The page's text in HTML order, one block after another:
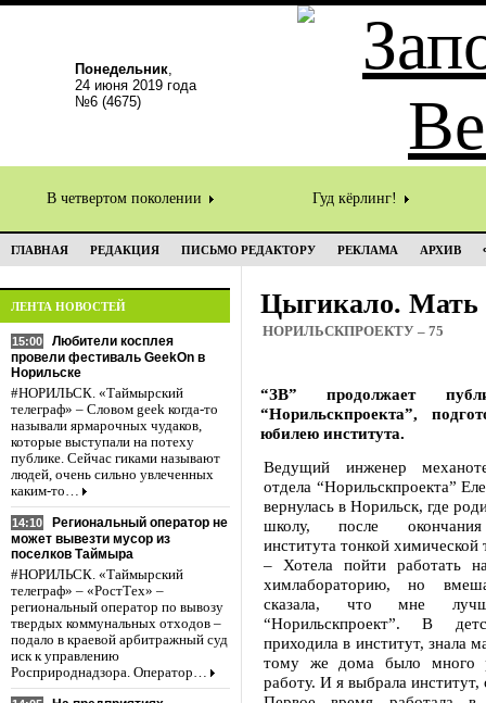
Понедельник,
24 июня 2019 года
№6 (4675)
В четвертом поколении Гуд кёрлинг!
ГЛАВНАЯ РЕДАКЦИЯ ПИСЬМО РЕДАКТОРУ РЕКЛАМА АРХИВ
ЛЕНТА НОВОСТЕЙ
15:00
Любители косплея
провели фестиваль GeekOn в
Норильске
#НОРИЛЬСК. «Таймырский
телеграф» – Словом geek когда-то
называли ярмарочных чудаков,
которые выступали на потеху
публике. Сейчас гиками называют
людей, очень сильно увлеченных
каким-то…
14:10
Региональный оператор не
может вывезти мусор из
поселков Таймыра
#НОРИЛЬСК. «Таймырский
телеграф» – «РостТех» –
региональный оператор по вывозу
твердых коммунальных отходов –
подало в краевой арбитражный суд
иск к управлению
Росприроднадзора. Оператор…
Цыгикало. Мать
НОРИЛЬСКПРОЕКТУ – 75
“ЗВ” продолжает
“Норильскпроекта”,
юбилею института.
Ведущий инженер
отдела “Норильскпроекта”
вернулась в Норильск, где
школу, после окончания
института тонкой химической
– Хотела пойти работать
химлабораторию, но
сказала, что мне
“Норильскпроект”. В
приходила в институт, знала
тому же дома было много
работу. И я выбрала